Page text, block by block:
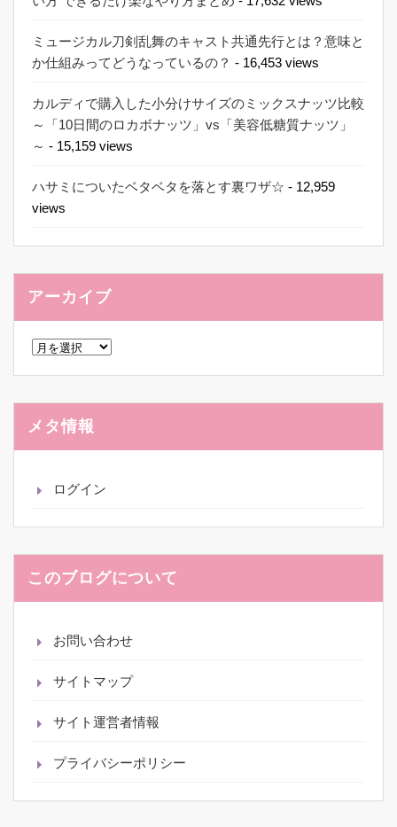
ミュージカル刀剣乱舞のキャスト共通先行とは？意味と
か仕組みってどうなっているの？ - 16,453 views
カルディで購入した小分けサイズのミックスナッツ比較
～「10日間のロカボナッツ」vs「美容低糖質ナッツ」
～ - 15,159 views
ハサミについたベタベタを落とす裏ワザ☆ - 12,959
views
アーカイブ
ア
イ
ブ
メタ情報
ログイン
このブログについて
お問い合わせ
サイトマップ
サイト運営者情報
プライバシーポリシー